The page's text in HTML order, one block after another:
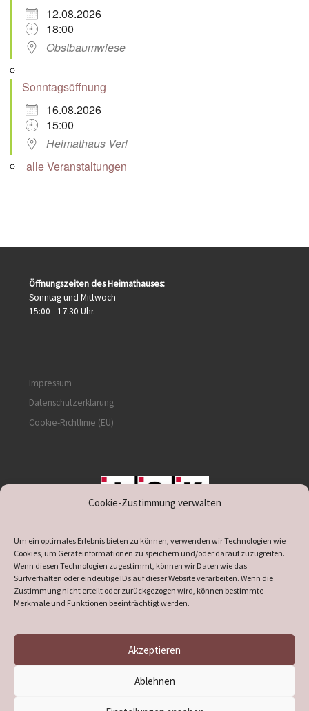
Cookie-Zustimmung verwalten
Um ein optimales Erlebnis bieten zu können, verwenden wir Technologien wie
Cookies, um Geräteinformationen zu speichern und/oder darauf zuzugreifen.
Wenn diesen Technologien zugestimmt, können wir Daten wie das
Surfverhalten oder eindeutige IDs auf dieser Website verarbeiten. Wenn die
Zustimmung nicht erteilt oder zurückgezogen wird, können bestimmte
Merkmale und Funktionen beeinträchtigt werden.
Akzeptieren
Ablehnen
12.08.2026
18:00
Obstbaumwiese
Sonntagsöffnung
16.08.2026
15:00
Heimathaus Verl
alle Veranstaltungen
Öffnungszeiten des Heimathauses:
Sonntag und Mittwoch
15:00 - 17:30 Uhr.
Impressum
Datenschutzerklärung
Cookie-Richtlinie (EU)
supported by DÖ
Heimatverein Verl– Alle Rechte vorbehalten